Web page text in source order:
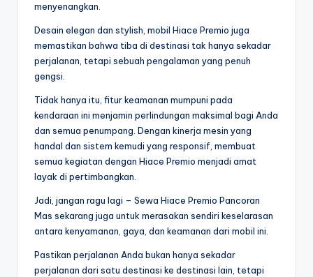
menyenangkan.
Desain elegan dan stylish, mobil Hiace Premio juga
memastikan bahwa tiba di destinasi tak hanya sekadar
perjalanan, tetapi sebuah pengalaman yang penuh
gengsi.
Tidak hanya itu, fitur keamanan mumpuni pada
kendaraan ini menjamin perlindungan maksimal bagi Anda
dan semua penumpang. Dengan kinerja mesin yang
handal dan sistem kemudi yang responsif, membuat
semua kegiatan dengan Hiace Premio menjadi amat
layak di pertimbangkan.
Jadi, jangan ragu lagi – Sewa Hiace Premio Pancoran
Mas sekarang juga untuk merasakan sendiri keselarasan
antara kenyamanan, gaya, dan keamanan dari mobil ini.
Pastikan perjalanan Anda bukan hanya sekadar
perjalanan dari satu destinasi ke destinasi lain, tetapi